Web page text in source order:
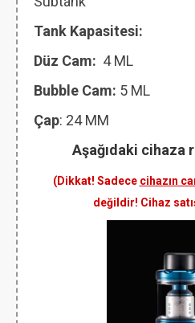
Tank Kapasitesi:
Düz Cam: 4 ML
Bubble Cam: 5 ML
Çap: 24 MM
Aşağıdaki cihaza
(Dikkat! Sadece cihazın
değildir! Cihaz